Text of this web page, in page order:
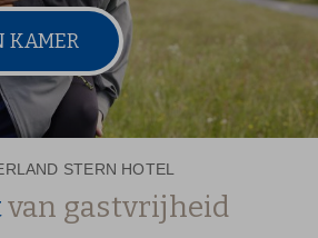
KAMER
STERN HOTEL
van gastvrijheid